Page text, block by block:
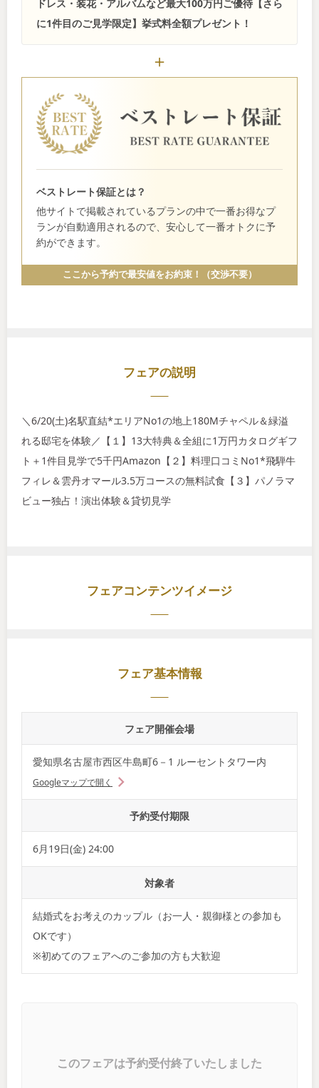
ドレス・装花・アルバムなど最大100万円ご優待【さら
に1件目のご見学限定】挙式料全額プレゼント！
ベストレート保証とは？
他サイトで掲載されているプランの中で一番お得なプ
ランが自動適用されるので、安心して一番オトクに予
約ができます。
ここから予約で最安値をお約束！（交渉不要）
フェアの説明
＼6/20(土)名駅直結*エリアNo1の地上180Mチャペル＆緑溢
れる邸宅を体験／【１】13大特典＆全組に1万円カタログギフ
ト＋1件目見学で5千円Amazon【２】料理口コミNo1*飛騨牛
フィレ＆雲丹オマール3.5万コースの無料試食【３】パノラマ
ビュー独占！演出体験＆貸切見学
フェアコンテンツイメージ
フェア基本情報
フェア開催会場
愛知県名古屋市西区牛島町6－1 ルーセントタワー内
Googleマップで開く
予約受付期限
6月19日(金) 24:00
対象者
結婚式をお考えのカップル（お一人・親御様との参加も
OKです）
※初めてのフェアへのご参加の方も大歓迎
このフェアは予約受付終了いたしました